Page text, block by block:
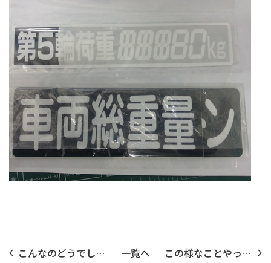
こんなのどうでしょう？ 一覧へ この様なことやっています｡ Vol.9